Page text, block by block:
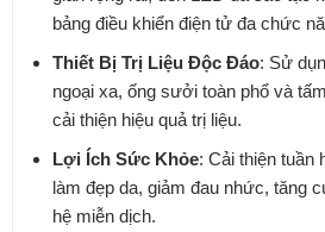
bảng điều khiển điện tử đa chức
Thiết Bị Trị Liệu Độc Đáo: Sử
ngoại xa, ống sưởi toàn phổ và
cải thiện hiệu quả trị liệu.
Lợi Ích Sức Khỏe: Cải thiện tuần
làm đẹp da, giảm đau nhức, tăng
hệ miễn dịch.